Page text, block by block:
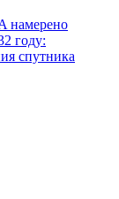
намерено
году:
спутника